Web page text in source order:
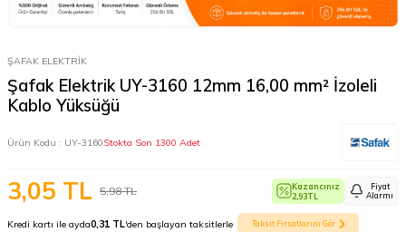
ŞAFAK ELEKTRİK
Şafak Elektrik UY-3160 12mm 16,00 mm² İzoleli
Kablo Yüksüğü
Ürün Kodu : UY-3160Stokta Son 1300 Adet
5,98TL
3,05 TL
Kazancınız
2,93TL
Fiyat
Alarmı
Kredi kartı ile ayda0,31 TL'den başlayan taksitlerle Taksit Fırsatlarını Gör